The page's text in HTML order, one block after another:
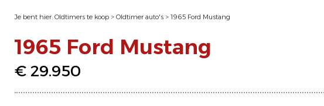
Je bent hier: Oldtimers te koop > Oldtimer auto's > 1965 Ford Mustang
1965 Ford Mustang
€ 29.950